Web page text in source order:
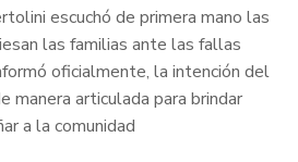
escuchó de primera mano las
las familias ante las fallas
oficialmente, la intención del
manera articulada para brindar
a la comunidad